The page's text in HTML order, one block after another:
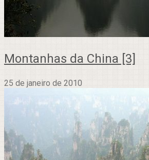
Montanhas da China [3]
25 de janeiro de 2010